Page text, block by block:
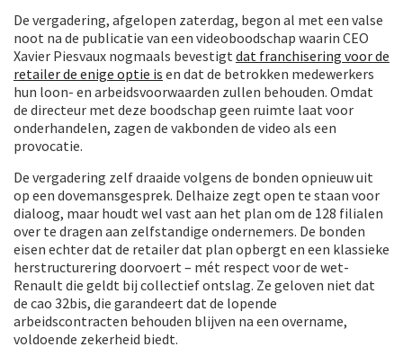
De vergadering, afgelopen zaterdag, begon al met een valse
noot na de publicatie van een videoboodschap waarin CEO
Xavier Piesvaux nogmaals bevestigt dat franchisering voor de
retailer de enige optie is en dat de betrokken medewerkers
hun loon- en arbeidsvoorwaarden zullen behouden. Omdat
de directeur met deze boodschap geen ruimte laat voor
onderhandelen, zagen de vakbonden de video als een
provocatie.
De vergadering zelf draaide volgens de bonden opnieuw uit
op een dovemansgesprek. Delhaize zegt open te staan voor
dialoog, maar houdt wel vast aan het plan om de 128 filialen
over te dragen aan zelfstandige ondernemers. De bonden
eisen echter dat de retailer dat plan opbergt en een klassieke
herstructurering doorvoert – mét respect voor de wet-
Renault die geldt bij collectief ontslag. Ze geloven niet dat
de cao 32bis, die garandeert dat de lopende
arbeidscontracten behouden blijven na een overname,
voldoende zekerheid biedt.